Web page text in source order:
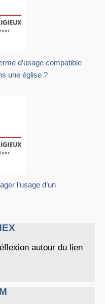
d’usage compatible
une église ?
l’usage d’un
autour du lien